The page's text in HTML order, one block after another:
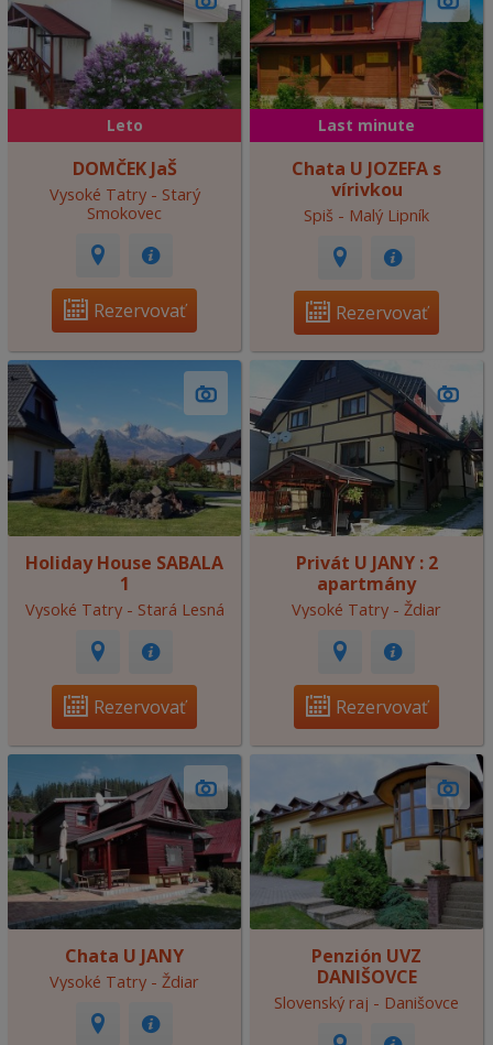
Leto
DOMČEK JaŠ
Vysoké Tatry - Starý
Smokovec
Rezervovať
Last minute
Chata U JOZEFA s
vírivkou
Spiš - Malý Lipník
Rezervovať
Holiday House SABALA
1
Vysoké Tatry - Stará Lesná
Rezervovať
Privát U JANY : 2
apartmány
Vysoké Tatry - Ždiar
Rezervovať
Chata U JANY
Vysoké Tatry - Ždiar
Penzión UVZ
DANIŠOVCE
Slovenský raj - Danišovce